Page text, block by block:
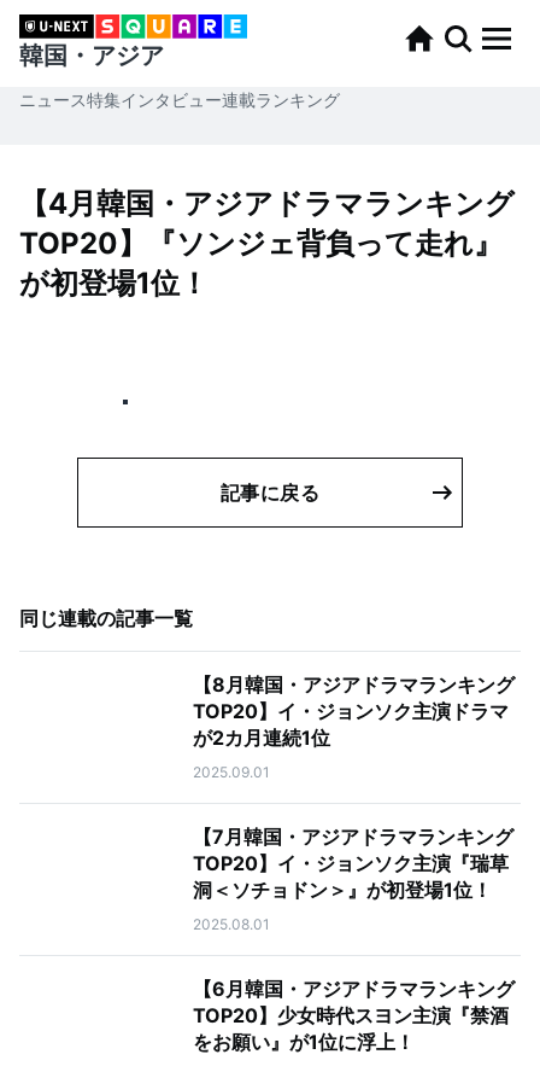
韓国・アジア
ニュース特集インタビュー連載ランキング
【4月韓国・アジアドラマランキング
TOP20】『ソンジェ背負って走れ』
が初登場1位！
記事に戻る
同じ連載の記事一覧
【8月韓国・アジアドラマランキング
TOP20】イ・ジョンソク主演ドラマ
が2カ月連続1位
2025.09.01
【7月韓国・アジアドラマランキング
TOP20】イ・ジョンソク主演『瑞草
洞＜ソチョドン＞』が初登場1位！
2025.08.01
【6月韓国・アジアドラマランキング
TOP20】少女時代スヨン主演『禁酒
をお願い』が1位に浮上！